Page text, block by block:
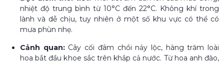
nhiệt độ trung bình từ 10°C đến 22°C. Không khí trong
lành và dễ chịu, tuy nhiên ở một số khu vực có thể có
mưa phùn nhẹ.
Cảnh quan: Cây cối đâm chồi nảy lộc, hàng trăm loài
hoa bắt đầu khoe sắc trên khắp cả nước. Từ hoa anh đào,